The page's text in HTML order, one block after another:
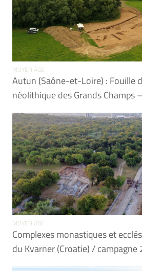
MOYEN ÂGE
Autun (Saône-et-Loire) : Fouille
néolithique des Grands Champs
MOYEN ÂGE
Complexes monastiques et
du Kvarner (Croatie) / campagne